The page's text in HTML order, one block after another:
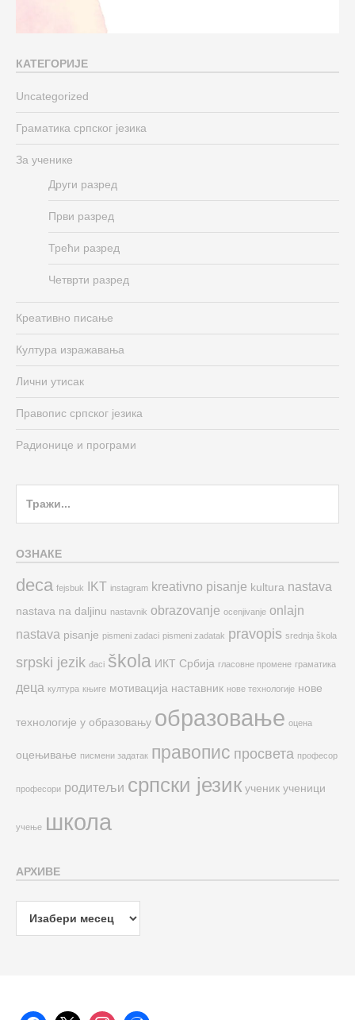
КАТЕГОРИЈЕ
Uncategorized
Граматика српског језика
За ученике
Други разред
Први разред
Трећи разред
Четврти разред
Креативно писање
Култура изражавања
Лични утисак
Правопис српског језика
Радионице и програми
ОЗНАКЕ
deca fejsbuk IKT instagram kreativno pisanje kultura nastava
nastava na daljinu nastavnik obrazovanje ocenjivanje onlajn
nastava pisanje pismeni zadaci pismeni zadatak pravopis srednja škola
srpski jezik đaci škola ИКТ Србија гласовне промене граматика
деца култура књиге мотивација наставник нове технологије нове
технологије у образовању образовање оцена
оцењивање писмени задатак правопис просвета професор
професори родитељи српски језик ученик ученици
учење школа
АРХИВЕ
Архиве